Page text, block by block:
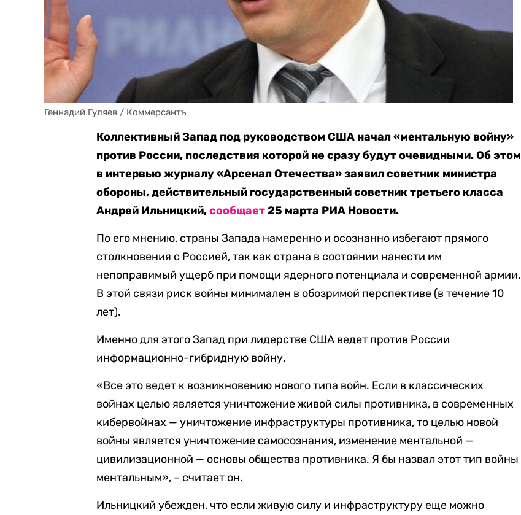
Геннадий Гуляев / Коммерсантъ
Коллективный Запад под руководством США начал «ментальную войну»
против России, последствия которой не сразу будут очевидными. Об этом
в интервью журналу «Арсенал Отечества» заявил советник министра
обороны, действительный государственный советник третьего класса
Андрей Ильницкий,сообщает25 марта РИА Новости.
По его мнению, страны Запада намеренно и осознанно избегают прямого
столкновения с Россией, так как страна в состоянии нанести им
непоправимый ущерб при помощи ядерного потенциала и современной армии.
В этой связи риск войны минимален в обозримой перспективе (в течение 10
лет).
Именно для этого Запад при лидерстве США ведет против России
информационно-гибридную войну.
«Все это ведет к возникновению нового типа войн. Если в классических
войнах целью является уничтожение живой силы противника, в современных
кибервойнах — уничтожение инфраструктуры противника, то целью новой
войны является уничтожение самосознания, изменение ментальной —
цивилизационной — основы общества противника. Я бы назвал этот тип войны
ментальным», – считает он.
Ильницкий убежден, что если живую силу и инфраструктуру еще можно